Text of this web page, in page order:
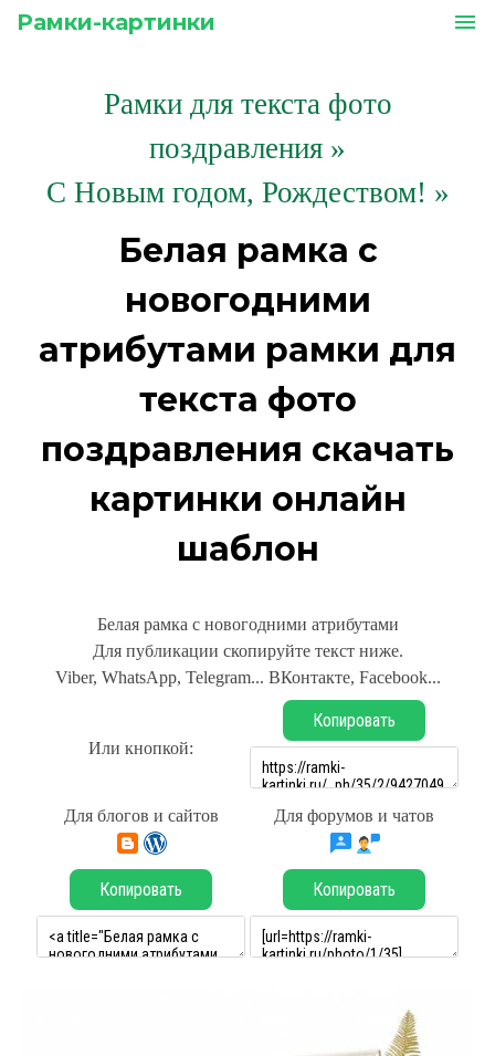
Рамки-картинки menu
Рамки для текста фото
поздравления »
С Новым годом, Рождеством! »
Белая рамка с
новогодними
атрибутами рамки для
текста фото
поздравления скачать
картинки онлайн
шаблон
Белая рамка с новогодними атрибутами
Для публикации скопируйте текст ниже.
Viber, WhatsApp, Telegram... ВКонтакте, Facebook...
Или кнопкой:
Копировать
Для блогов и сайтов Для форумов и чатов
Копировать Копировать